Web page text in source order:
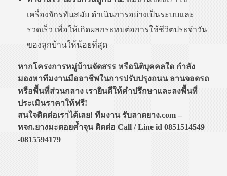
เครื่องจักรทันสมัย ดำเนินการอย่างเป็นระบบและ
รวดเร็ว เพื่อให้เกิดผลกระทบต่อการใช้ชีวิตประจำวัน
ของลูกบ้านให้น้อยที่สุด
หากโครงการหมู่บ้านจัดสรร หรือนิติบุคคลใด กำลัง
มองหาทีมงานมืออาชีพในการปรับปรุงถนน ลานจอดรถ
หรือพื้นที่ส่วนกลาง เรายินดีให้คำปรึกษาและลงพื้นที่
ประเมินราคาให้ฟรี!
สนใจติดต่อเราได้เลย! ทีมงาน รับลาดยาง.com –
หจก.ยางมะตอยค้ำจุน ติดต่อ Call / Line id 0851514549
-0815594179